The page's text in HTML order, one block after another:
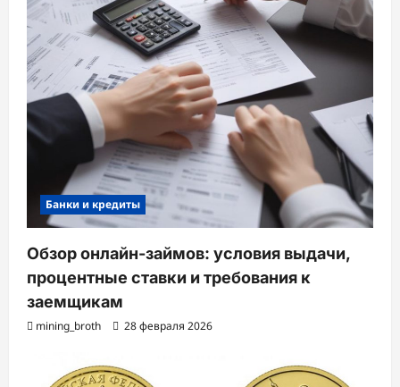
Банки и кредиты
Обзор онлайн-займов: условия выдачи,
процентные ставки и требования к
заемщикам
mining_broth 28 февраля 2026